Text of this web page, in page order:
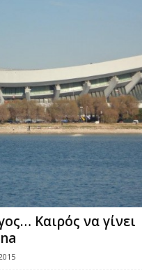
Καιρός να γίνει